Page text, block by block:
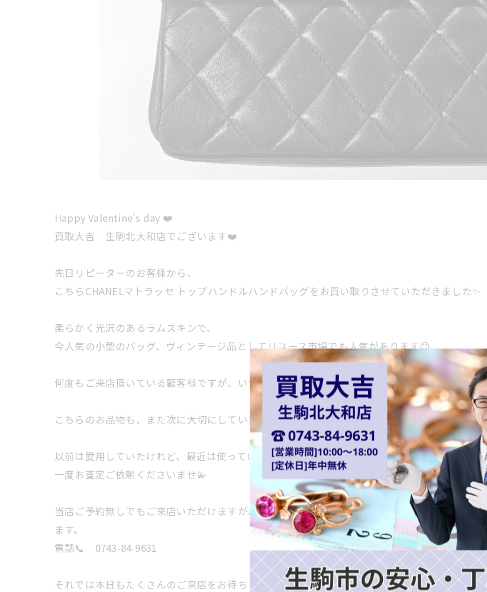
Happy Valentine's day ❤️
買取大吉 生駒北大和店でございます❤️
先日リピーターのお客様から、
こちらCHANELマトラッセ トップハンドルハンドバッグをお買い取りさせていただきました✨
柔らかく光沢のあるラムスキンで、
今人気の小型のバッグ、ヴィンテージ品としてリユース市場でも人気があります😊
何度もご来店頂いている顧客様ですが、いつも素敵なお品物をありがとうございます❤️
こちらのお品物も、また次に大切にしていただけるところへしっかりお繋ぎいたしますね🌟
以前は愛用していたけれど、最近は使っていないお時計やブランド品などありましたら、
一度お査定ご依頼くださいませ💫
当店ご予約無しでもご来店いただけますが、ご予約のお客様が優先となりますので、お時間
ます。
電話📞 0743-84-9631
それでは本日もたくさんのご来店をお待ちしております！